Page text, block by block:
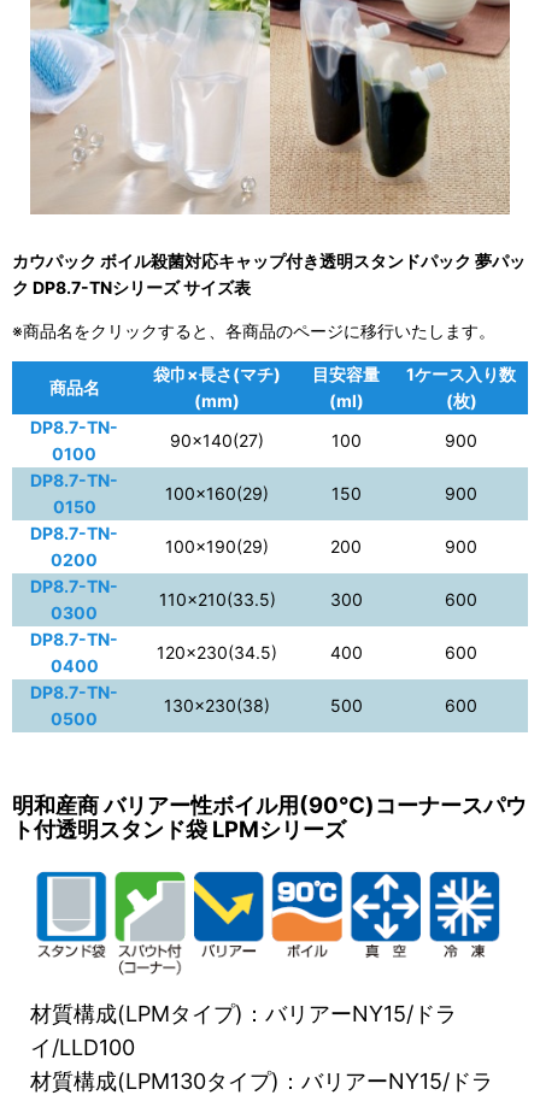
カウパック ボイル殺菌対応キャップ付き透明スタンドパック 夢パッ
ク DP8.7-TNシリーズ サイズ表
※商品名をクリックすると、各商品のページに移行いたします。
商品名
袋巾×長さ(マチ)
(mm)
目安容量
(ml)
1ケース入り数
(枚)
DP8.7-TN-
0100
90×140(27) 100
900
DP8.7-TN-
0150
100×160(29) 150
900
DP8.7-TN-
0200
100×190(29) 200
900
DP8.7-TN-
0300
110×210(33.5) 300
600
DP8.7-TN-
0400
120×230(34.5) 400
600
DP8.7-TN-
0500
130×230(38) 500 600
明和産商 バリアー性ボイル用(90℃)コーナースパウ
ト付透明スタンド袋 LPMシリーズ
材質構成(LPMタイプ)：バリアーNY15/ドラ
イ/LLD100
材質構成(LPM130タイプ)：バリアーNY15/ドラ